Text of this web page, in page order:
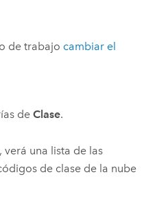
de trabajo cambiar el
de Clase.
verá una lista de las
de clase de la nube